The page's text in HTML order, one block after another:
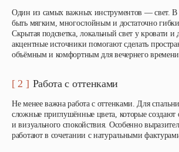
Один из самых важных инструментов — свет. В
быть мягким, многослойным и достаточно
Скрытая подсветка, локальный свет у кровати и
акцентные источники помогают сделать
объёмным и комфортным для вечернего
[ 2 ] Работа с оттенками
Не менее важна работа с оттенками. Для
сложные приглушённые цвета, которые
и визуального спокойствия. Особенно
работают в сочетании с натуральными